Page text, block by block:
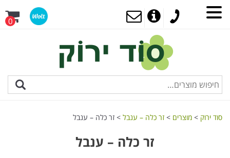
0
סוד ירוק > מוצרים > זר כלה – ענבל > זר כלה – ענבל
זר כלה – ענבל